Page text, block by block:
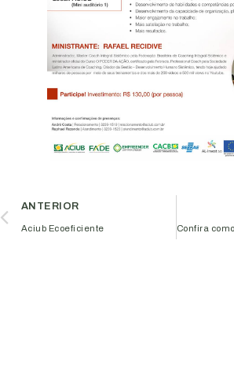
ANTERIOR
Aciub Ecoeficiente